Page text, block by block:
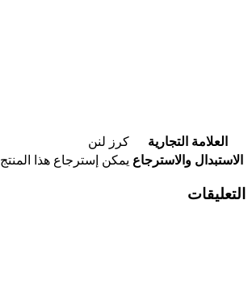
العلامة التجارية
كرز لنن
الاستبدال والاسترجاع يمكن إسترجاع هذا المنتج
التعليقات